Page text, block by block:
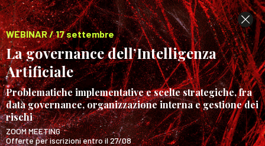
WEBINAR / 17 settembre
La governance dell’Intelligenza
Artificiale
Problematiche implementative e scelte strategiche, fra
data governance, organizzazione interna e gestione dei
rischi
ZOOM MEETING
Offerte per iscrizioni entro il 27/08